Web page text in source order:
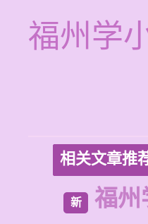
福州学
相关文章推
新 福州